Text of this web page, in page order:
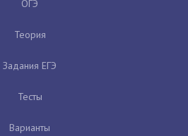
ОГЭ
Теория
Задания ЕГЭ
Тесты
Варианты